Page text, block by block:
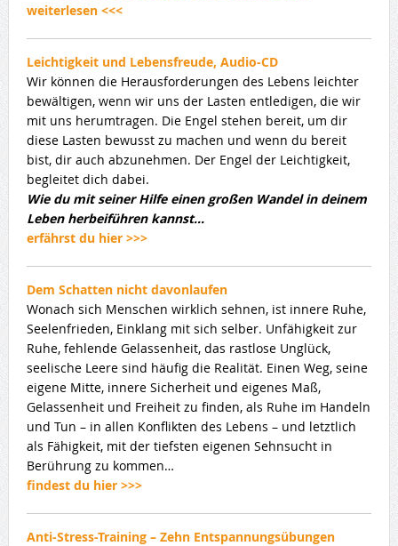
weiterlesen <<<
Leichtigkeit und Lebensfreude, Audio-CD
Wir können die Herausforderungen des Lebens leichter
bewältigen, wenn wir uns der Lasten entledigen, die wir
mit uns herumtragen. Die Engel stehen bereit, um dir
diese Lasten bewusst zu machen und wenn du bereit
bist, dir auch abzunehmen. Der Engel der Leichtigkeit,
begleitet dich dabei.
Wie du mit seiner Hilfe einen großen Wandel in deinem
Leben herbeiführen kannst…
erfährst du hier >>>
Dem Schatten nicht davonlaufen
Wonach sich Menschen wirklich sehnen, ist innere Ruhe,
Seelenfrieden, Einklang mit sich selber. Unfähigkeit zur
Ruhe, fehlende Gelassenheit, das rastlose Unglück,
seelische Leere sind häufig die Realität. Einen Weg, seine
eigene Mitte, innere Sicherheit und eigenes Maß,
Gelassenheit und Freiheit zu finden, als Ruhe im Handeln
und Tun – in allen Konflikten des Lebens – und letztlich
als Fähigkeit, mit der tiefsten eigenen Sehnsucht in
Berührung zu kommen…
findest du hier >>>
Anti-Stress-Training – Zehn Entspannungsübungen